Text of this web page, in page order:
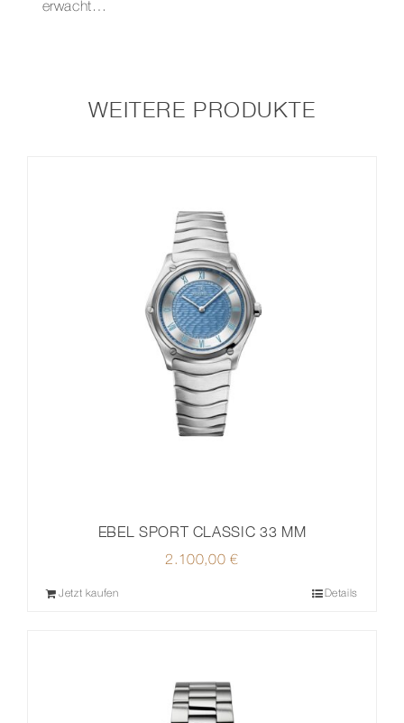
erwacht…
WEITERE PRODUKTE
EBEL SPORT CLASSIC 33 MM
2.100,00€
Jetzt kaufen Details